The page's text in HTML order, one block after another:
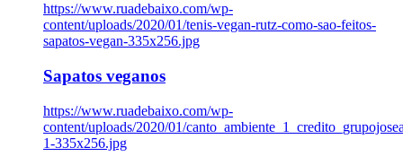
https://www.ruadebaixo.com/wp-
content/uploads/2020/01/tenis-vegan-rutz-como-sao-feitos-
sapatos-vegan-335x256.jpg
Sapatos veganos
https://www.ruadebaixo.com/wp-
content/uploads/2020/01/
1-335x256.jpg